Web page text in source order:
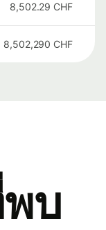
8,502.29 CHF
8,502,290 CHF
บ